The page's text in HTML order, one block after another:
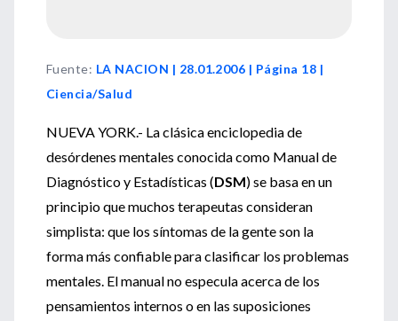
Fuente: LA NACION | 28.01.2006 | Página 18 |
Ciencia/Salud
NUEVA YORK.- La clásica enciclopedia de
desórdenes mentales conocida como Manual de
Diagnóstico y Estadísticas (DSM) se basa en un
principio que muchos terapeutas consideran
simplista: que los síntomas de la gente son la
forma más confiable para clasificar los problemas
mentales. El manual no especula acerca de los
pensamientos internos o en las suposiciones